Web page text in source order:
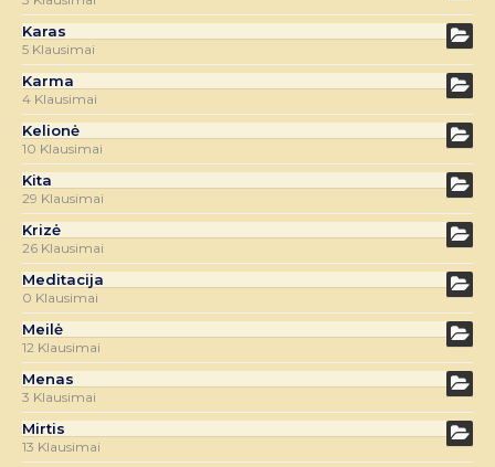
Karas
5 Klausimai
Karma
4 Klausimai
Kelionė
10 Klausimai
Kita
29 Klausimai
Krizė
26 Klausimai
Meditacija
0 Klausimai
Meilė
12 Klausimai
Menas
3 Klausimai
Mirtis
13 Klausimai